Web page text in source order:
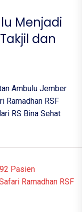
Menjadi
dan
Ambulu Jember
Ramadhan RSF
RS Bina Sehat